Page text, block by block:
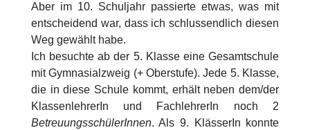
Aber im 10. Schuljahr passierte etwas, was mit
entscheidend war, dass ich schlussendlich diesen
Weg gewählt habe.
Ich besuchte ab der 5. Klasse eine Gesamtschule
mit Gymnasialzweig (+ Oberstufe). Jede 5. Klasse,
die in diese Schule kommt, erhält neben dem/der
KlassenlehrerIn und FachlehrerIn noch 2
BetreuungsschülerInnen. Als 9. KlässerIn konnte